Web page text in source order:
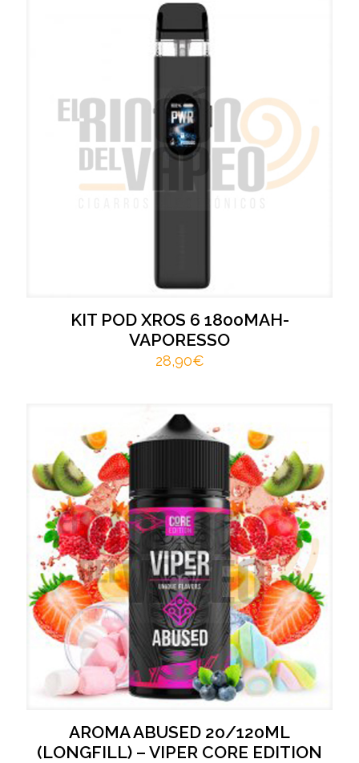
KIT POD XROS 6 1800MAH-
VAPORESSO
28,90€
AROMA ABUSED 20/120ML
(LONGFILL) – VIPER CORE EDITION